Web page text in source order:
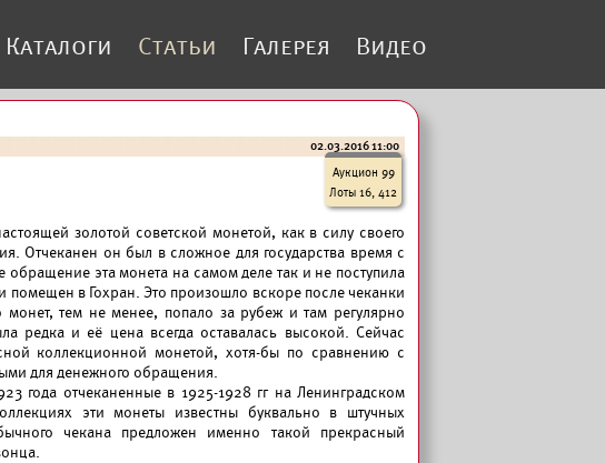
Каталоги Статьи Галерея Видео
02.03.2016 11:00
Аукцион 99
Лоты 16, 412
золотой советской монетой, как в силу своего
Отчеканен он был в сложное для государства время с
эта монета на самом деле так и не поступила
помещен в Гохран. Это произошло вскоре после чеканки
тем не менее, попало за рубеж и там регулярно
редка и её цена всегда оставалась высокой. Сейчас
коллекционной монетой, хотя-бы по сравнению с
для денежного обращения.
года отчеканенные в 1925-1928 гг на Ленинградском
эти монеты известны буквально в штучных
чекана предложен именно такой прекрасный